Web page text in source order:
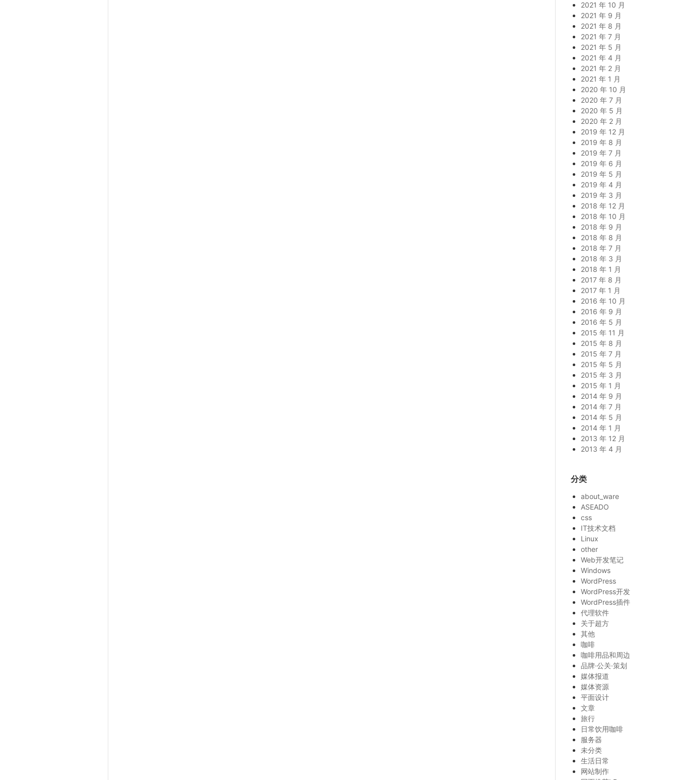
2021 年 10 月
2021 年 9 月
2021 年 8 月
2021 年 7 月
2021 年 5 月
2021 年 4 月
2021 年 2 月
2021 年 1 月
2020 年 10 月
2020 年 7 月
2020 年 5 月
2020 年 2 月
2019 年 12 月
2019 年 8 月
2019 年 7 月
2019 年 6 月
2019 年 5 月
2019 年 4 月
2019 年 3 月
2018 年 12 月
2018 年 10 月
2018 年 9 月
2018 年 8 月
2018 年 7 月
2018 年 3 月
2018 年 1 月
2017 年 8 月
2017 年 1 月
2016 年 10 月
2016 年 9 月
2016 年 5 月
2015 年 11 月
2015 年 8 月
2015 年 7 月
2015 年 5 月
2015 年 3 月
2015 年 1 月
2014 年 9 月
2014 年 7 月
2014 年 5 月
2014 年 1 月
2013 年 12 月
2013 年 4 月
分类
about_ware
ASEADO
css
IT技术文档
Linux
other
Web开发笔记
Windows
WordPress
WordPress开发
WordPress插件
代理软件
关于超方
其他
咖啡
咖啡用品和周边
品牌·公关·策划
媒体报道
媒体资源
平面设计
文章
旅行
日常饮用咖啡
服务器
未分类
生活日常
网站制作